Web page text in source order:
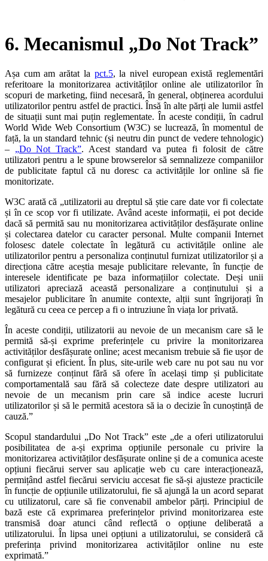
6. Mecanismul „Do Not Track”
Așa cum am arătat la pct.5, la nivel european există reglementări
referitoare la monitorizarea activităților online ale utilizatorilor în
scopuri de marketing, fiind necesară, în general, obținerea acordului
utilizatorilor pentru astfel de practici. Însă în alte părți ale lumii astfel
de situații sunt mai puțin reglementate. În aceste condiții, în cadrul
World Wide Web Consortium (W3C) se lucrează, în momentul de
față, la un standard tehnic (și neutru din punct de vedere tehnologic)
– „Do Not Track”. Acest standard va putea fi folosit de către
utilizatori pentru a le spune browserelor să semnalizeze companiilor
de publicitate faptul că nu doresc ca activitățile lor online să fie
monitorizate.
W3C arată că „utilizatorii au dreptul să știe care date vor fi colectate
și în ce scop vor fi utilizate. Având aceste informații, ei pot decide
dacă să permită sau nu monitorizarea activităților desfășurate online
și colectarea datelor cu caracter personal. Multe companii Internet
folosesc datele colectate în legătură cu activitățile online ale
utilizatorilor pentru a personaliza conținutul furnizat utilizatorilor și a
direcționa către aceștia mesaje publicitare relevante, în funcție de
interesele identificate pe baza informațiilor colectate. Deși unii
utilizatori apreciază această personalizare a conținutului și a
mesajelor publicitare în anumite contexte, alții sunt îngrijorați în
legătură cu ceea ce percep a fi o intruziune în viața lor privată.
În aceste condiții, utilizatorii au nevoie de un mecanism care să le
permită să-și exprime preferințele cu privire la monitorizarea
activităților desfășurate online; acest mecanism trebuie să fie ușor de
configurat și eficient. În plus, site-urile web care nu pot sau nu vor
să furnizeze conținut fără să ofere în același timp și publicitate
comportamentală sau fără să colecteze date despre utilizatori au
nevoie de un mecanism prin care să indice aceste lucruri
utilizatorilor și să le permită acestora să ia o decizie în cunoștință de
cauză.”
Scopul standardului „Do Not Track” este „de a oferi utilizatorului
posibilitatea de a-și exprima opțiunile personale cu privire la
monitorizarea activităților desfășurate online și de a comunica aceste
opțiuni fiecărui server sau aplicație web cu care interacționează,
permițând astfel fiecărui serviciu accesat fie să-și ajusteze practicile
în funcție de opțiunile utilizatorului, fie să ajungă la un acord separat
cu utilizatorul, care să fie convenabil ambelor părți. Principiul de
bază este că exprimarea preferințelor privind monitorizarea este
transmisă doar atunci când reflectă o opțiune deliberată a
utilizatorului. În lipsa unei opțiuni a utilizatorului, se consideră că
preferința privind monitorizarea activităților online nu este
exprimată.”